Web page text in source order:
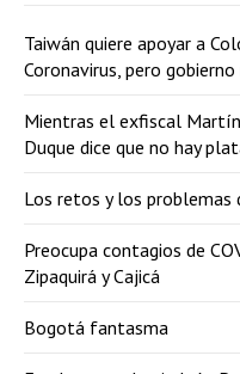
Taiwán quiere apoyar a
Coronavirus, pero
Mientras el exfiscal
Duque dice que no hay
Los retos y los problemas
Preocupa contagios de
Zipaquirá y Cajicá
Bogotá fantasma